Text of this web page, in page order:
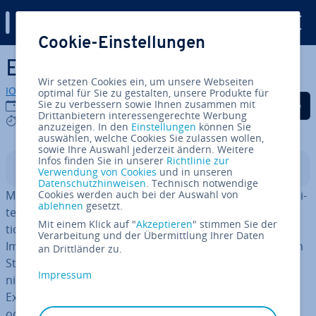
Zum Haupt­in­halt springen
Excel funk­tio­niert nicht mehr
IONOS Redaktion
12.08.2020
8 mins
Auf Facebook teilen
Auf Twitter teilen
Auf LinkedIn
In­halts­ver­zeich­nis
Microsoft Excel ist die mit Abstand am weitesten ver­brei­
te­te Ta­bel­len­kal­ku­la­ti­on für Windows, doch leider funk­
tio­niert dieses Programm nicht immer rei­bungs­los.
Immer wieder kommt es vor, dass Excel sich direkt beim
Start aufhängt oder beim Öffnen einer Datei plötzlich
nicht mehr reagiert. Oft liegt das Problem gar nicht an
Excel selbst, sondern an zu­sätz­lich in­stal­lier­ten
Cookie-Einstellungen
Wir setzen Cookies ein, um unsere Webseiten
optimal für Sie zu gestalten, unsere Produkte für
Sie zu verbessern sowie Ihnen zusammen mit
Drittanbietern interessengerechte Werbung
anzuzeigen. In den Einstellungen können Sie
auswählen, welche Cookies Sie zulassen wollen,
sowie Ihre Auswahl jederzeit ändern. Weitere
Infos finden Sie in unserer Richtlinie zur
Verwendung von Cookies und in unseren
Datenschutzhinweisen. Technisch notwendige
Cookies werden auch bei der Auswahl von
ablehnen gesetzt.
Mit einem Klick auf "Akzeptieren" stimmen Sie der
Verarbeitung und der Übermittlung Ihrer Daten
an Drittländer zu.
Impressum